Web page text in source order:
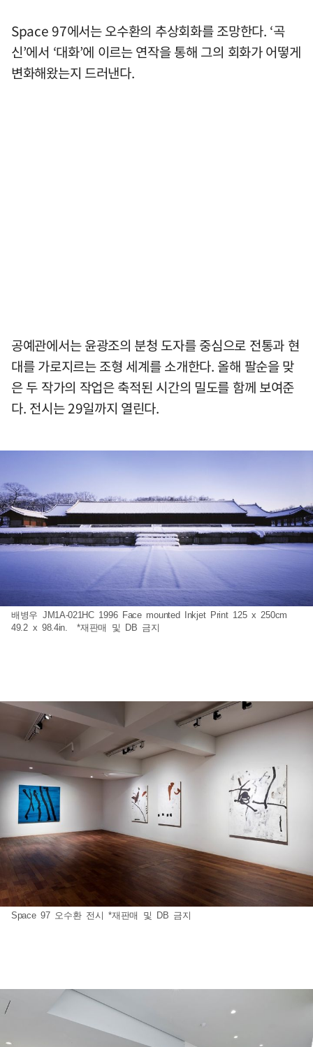
Space 97에서는 오수환의 추상회화를 조망한다. ‘곡
신’에서 ‘대화’에 이르는 연작을 통해 그의 회화가 어떻게
변화해왔는지 드러낸다.
공예관에서는 윤광조의 분청 도자를 중심으로 전통과 현
대를 가로지르는 조형 세계를 소개한다. 올해 팔순을 맞
은 두 작가의 작업은 축적된 시간의 밀도를 함께 보여준
다. 전시는 29일까지 열린다.
배병우 JM1A-021HC 1996 Face mounted Inkjet Print 125 x 250cm
49.2 x 98.4in. *재판매 및 DB 금지
Space 97 오수환 전시 *재판매 및 DB 금지